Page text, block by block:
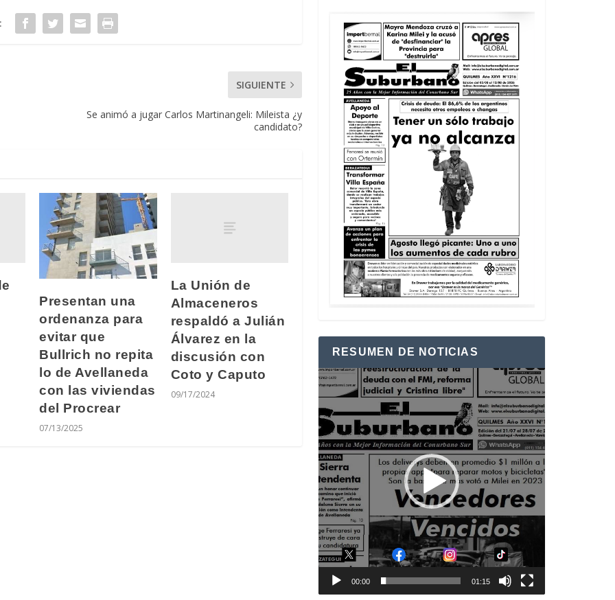
SIGUIENTE
Se animó a jugar Carlos Martinangeli: Mileista ¿y
candidato?
Presentan una
ordenanza para
evitar que
Bullrich no repita
lo de Avellaneda
con las viviendas
del Procrear
07/13/2025
La Unión de
Almaceneros
respaldó a Julián
Álvarez en la
discusión con
Coto y Caputo
09/17/2024
RESUMEN DE NOTICIAS
Reproductor
de
vídeo
00:00 01:15